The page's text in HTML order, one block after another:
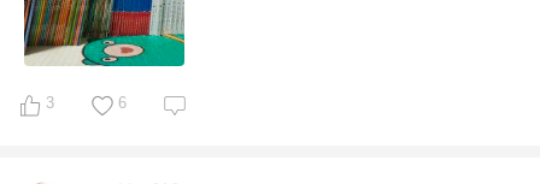
阳光少年报。
    总结下。对于中文是母语的娃来说，要实现自我阅读
过任何绘本（以前就没想过鸡娃😂）。只要大人愿意付出
3 6